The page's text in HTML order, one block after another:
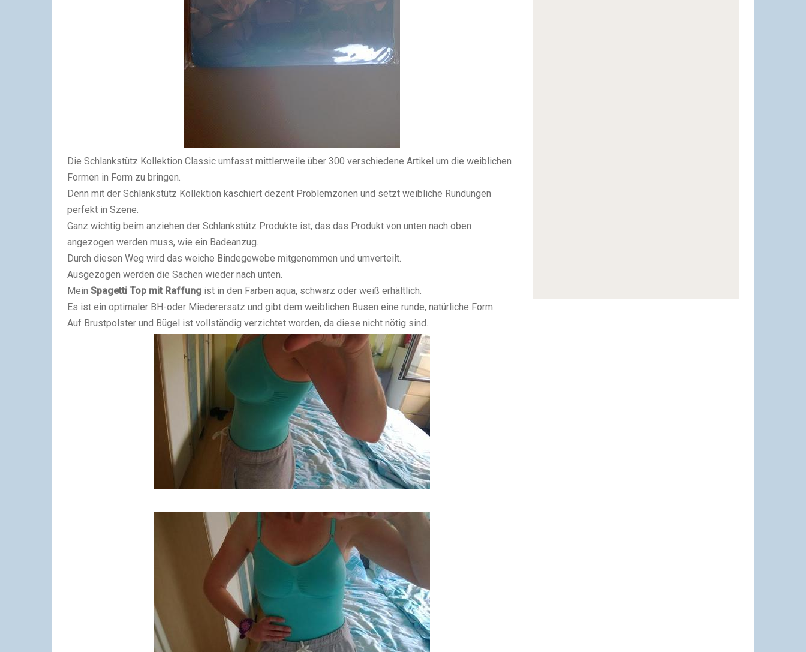
Die Schlankstütz Kollektion Classic umfasst mittlerweile über 300 verschiedene Artikel um die weiblichen
Formen in Form zu bringen.
Denn mit der Schlankstütz Kollektion kaschiert dezent Problemzonen und setzt weibliche Rundungen
perfekt in Szene.
Ganz wichtig beim anziehen der Schlankstütz Produkte ist, das das Produkt von unten nach oben
angezogen werden muss, wie ein Badeanzug.
Durch diesen Weg wird das weiche Bindegewebe mitgenommen und umverteilt.
Ausgezogen werden die Sachen wieder nach unten.
Mein Spagetti Top mit Raffung ist in den Farben aqua, schwarz oder weiß erhältlich.
Es ist ein optimaler BH-oder Miederersatz und gibt dem weiblichen Busen eine runde, natürliche Form.
Auf Brustpolster und Bügel ist vollständig verzichtet worden, da diese nicht nötig sind.